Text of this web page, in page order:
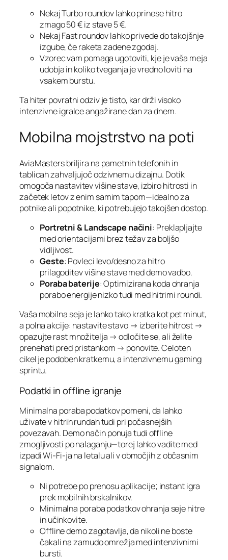
Nekaj Turbo roundov lahko prinese hitro
zmago 50 € iz stave 5 €.
Nekaj Fast roundov lahko privede do takojšnje
izgube, če raketa zadene zgodaj.
Vzorec vam pomaga ugotoviti, kje je vaša meja
udobja in koliko tveganja je vredno loviti na
vsakem burstu.
Ta hiter povratni odziv je tisto, kar drži visoko
intenzivne igralce angažirane dan za dnem.
Mobilna mojstrstvo na poti
AviaMasters briljira na pametnih telefonih in
tablicah zahvaljujoč odzivnemu dizajnu. Dotik
omogoča nastavitev višine stave, izbiro hitrosti in
začetek letov z enim samim tapom—idealno za
potnike ali popotnike, ki potrebujejo takojšen dostop.
Portretni & Landscape načini: Preklapljajte
med orientacijami brez težav za boljšo
vidljivost.
Geste: Povleci levo/desno za hitro
prilagoditev višine stave med demo vadbo.
Poraba baterije: Optimizirana koda ohranja
porabo energije nizko tudi med hitrimi roundi.
Vaša mobilna seja je lahko tako kratka kot pet minut,
a polna akcije: nastavite stavo → izberite hitrost →
opazujte rast množitelja → odločite se, ali želite
prenehati pred pristankom → ponovite. Celoten
cikel je podoben kratkemu, a intenzivnemu gaming
sprintu.
Podatki in offline igranje
Minimalna poraba podatkov pomeni, da lahko
uživate v hitrih rundah tudi pri počasnejših
povezavah. Demo način ponuja tudi offline
zmogljivosti po nalaganju—torej lahko vadite med
izpadi Wi‑Fi-ja na letalu ali v območjih z občasnim
signalom.
Ni potrebe po prenosu aplikacije; instant igra
prek mobilnih brskalnikov.
Minimalna poraba podatkov ohranja seje hitre
in učinkovite.
Offline demo zagotavlja, da nikoli ne boste
čakali na zamudo omrežja med intenzivnimi
bursti.